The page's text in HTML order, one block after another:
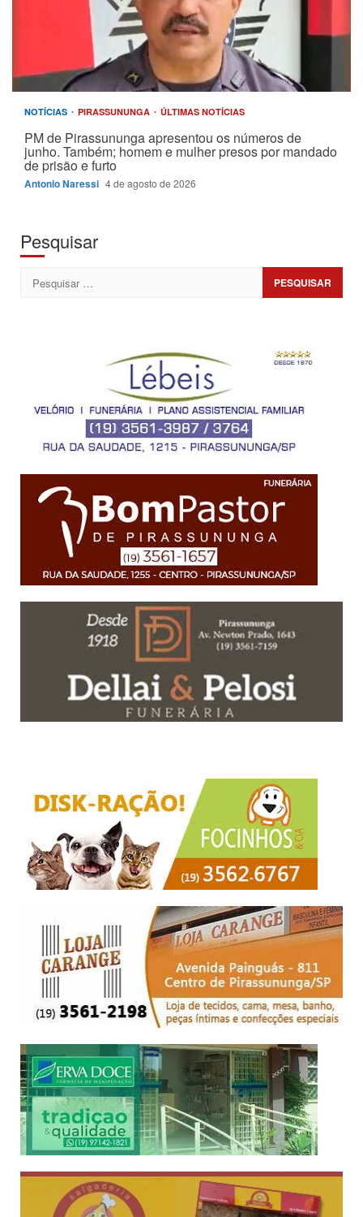
NOTÍCIAS PIRASSUNUNGA ÚLTIMAS NOTÍCIAS
PM de Pirassununga apresentou os números de
junho. Também; homem e mulher presos por mandado
de prisão e furto
Antonio Naressi 4 de agosto de 2026
Pesquisar
Pesquisar